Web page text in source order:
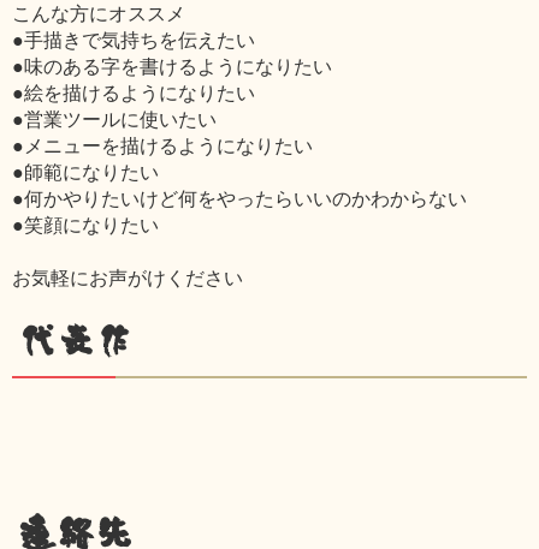
こんな方にオススメ
●手描きで気持ちを伝えたい
●味のある字を書けるようになりたい
●絵を描けるようになりたい
●営業ツールに使いたい
●メニューを描けるようになりたい
●師範になりたい
●何かやりたいけど何をやったらいいのかわからない
●笑顔になりたい
お気軽にお声がけください
代表作
連絡先